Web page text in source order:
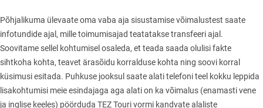
Põhjalikuma ülevaate oma vaba aja sisustamise võimalustest saate
infotundide ajal, mille toimumisajad teatatakse transfeeri ajal.
Soovitame sellel kohtumisel osaleda, et teada saada olulisi fakte
sihtkoha kohta, teavet ärasõidu korralduse kohta ning soovi korral
küsimusi esitada. Puhkuse jooksul saate alati telefoni teel kokku leppida
lisakohtumisi meie esindajaga aga alati on ka võimalus (enamasti vene
ja inglise keeles) pöörduda TEZ Touri vormi kandvate alaliste